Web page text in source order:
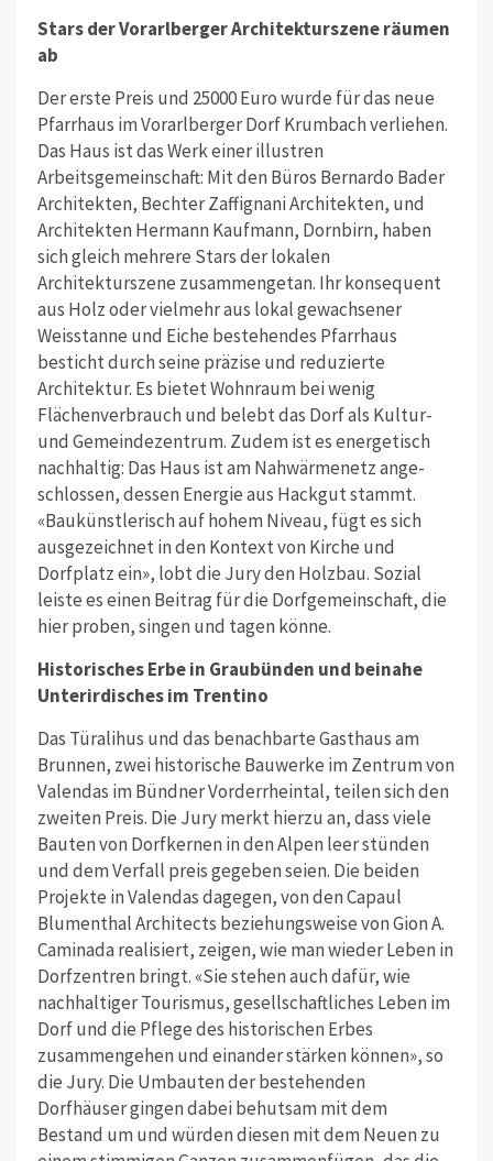
Stars der Vorarlberger Architekturszene räumen
ab
Der erste Preis und 25000 Euro wurde für das neue
Pfarrhaus im Vorarlberger Dorf Krumbach verliehen.
Das Haus ist das Werk einer illustren
Arbeitsgemeinschaft: Mit den Büros Bernardo Bader
Architekten, Bechter Zaffignani Architekten, und
Architekten Hermann Kaufmann, Dornbirn, haben
sich gleich mehrere Stars der lokalen
Architekturszene zusammengetan. Ihr konsequent
aus Holz oder vielmehr aus lokal gewachsener
Weisstanne und Eiche bestehendes Pfarrhaus
besticht durch seine präzise und reduzierte
Architektur. Es bietet Wohnraum bei wenig
Flächenverbrauch und belebt das Dorf als Kultur-
und Gemeindezentrum. Zudem ist es energetisch
nachhaltig: Das Haus ist am Nahwärmenetz ange-
schlossen, dessen Energie aus Hackgut stammt.
«Baukünstlerisch auf hohem Niveau, fügt es sich
ausgezeichnet in den Kontext von Kirche und
Dorfplatz ein», lobt die Jury den Holzbau. Sozial
leiste es einen Beitrag für die Dorfgemeinschaft, die
hier proben, singen und tagen könne.
Historisches Erbe in Graubünden und beinahe
Unterirdisches im Trentino
Das Türalihus und das benachbarte Gasthaus am
Brunnen, zwei historische Bauwerke im Zentrum von
Valendas im Bündner Vorderrheintal, teilen sich den
zweiten Preis. Die Jury merkt hierzu an, dass viele
Bauten von Dorfkernen in den Alpen leer stünden
und dem Verfall preis gegeben seien. Die beiden
Projekte in Valendas dagegen, von den Capaul
Blumenthal Architects beziehungsweise von Gion A.
Caminada realisiert, zeigen, wie man wieder Leben in
Dorfzentren bringt. «Sie stehen auch dafür, wie
nachhaltiger Tourismus, gesellschaftliches Leben im
Dorf und die Pflege des historischen Erbes
zusammengehen und einander stärken können», so
die Jury. Die Umbauten der bestehenden
Dorfhäuser gingen dabei behutsam mit dem
Bestand um und würden diesen mit dem Neuen zu